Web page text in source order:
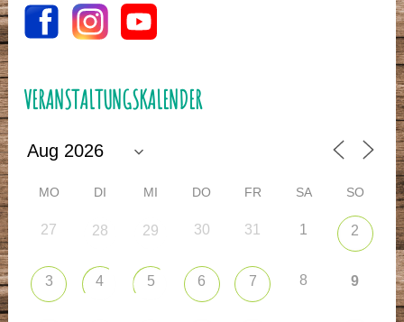
VERANSTALTUNGSKALENDER
MO DI MI DO FR SA SO
27 28 29 30 31 1 2
3 4 5 6 7 8 9